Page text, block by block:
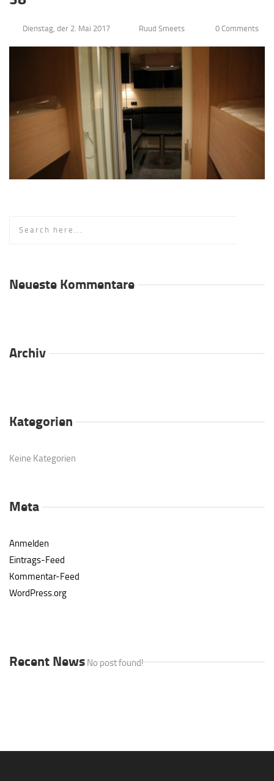
Dienstag, der 2. Mai 2017 Ruud Smeets 0 Comments
Neueste Kommentare
Archiv
Kategorien
Keine Kategorien
Meta
Anmelden
Eintrags-Feed
Kommentar-Feed
WordPress.org
Recent NewsNo post found!